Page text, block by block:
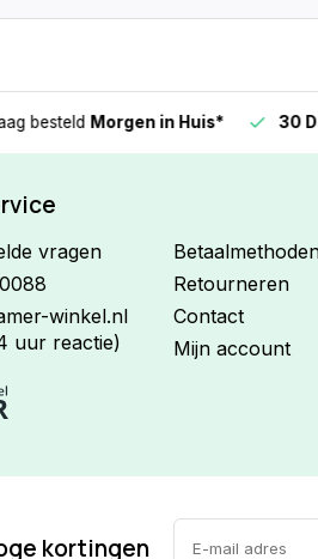
Morgen in Huis* 30
vragen
winkel.nl
uur reactie)
Retourneren
Contact
Mijn account
kortingen